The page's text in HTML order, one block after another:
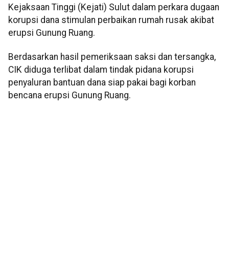
Kejaksaan Tinggi (Kejati) Sulut dalam perkara dugaan
korupsi dana stimulan perbaikan rumah rusak akibat
erupsi Gunung Ruang.
Berdasarkan hasil pemeriksaan saksi dan tersangka,
CIK diduga terlibat dalam tindak pidana korupsi
penyaluran bantuan dana siap pakai bagi korban
bencana erupsi Gunung Ruang.